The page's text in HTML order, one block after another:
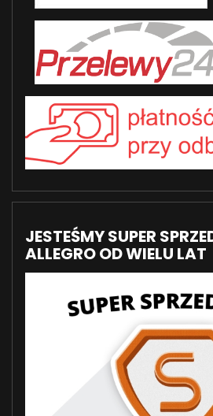
JESTEŚMY SUPER
ALLEGRO OD WIELU LAT